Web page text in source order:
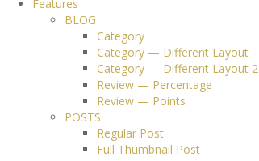
Features
BLOG
Category
Category — Different Layout
Category — Different Layout 2
Review — Percentage
Review — Points
POSTS
Regular Post
Full Thumbnail Post